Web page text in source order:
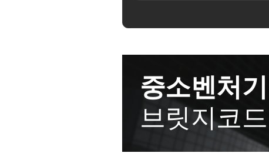
필요하거나 궁금하신
을 상급자에게 결재받
방법도 좋습니다.
또한 안내문을 받으셨
가지실 필요는 없습니
막히게 잘 작성해서 초스피드로
자 자기 홍보시대라지만... 좀...
는데 너무 힘드시지 않게 말이죠
신청, 조세불복청구 등 의뢰하실
로 연락주십시오 !지역은 전 ~ 혀
소에서 먼곳에 계신 분이셨습니
복한 나날 되십시오
중소벤처
브릿지코드